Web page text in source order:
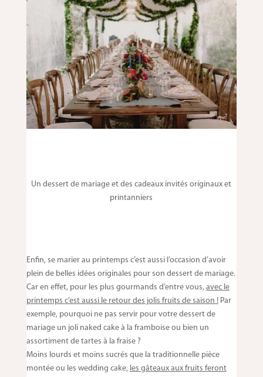
Un dessert de mariage et des cadeaux invités originaux et
printanniers
Enfin, se marier au printemps c’est aussi l’occasion d’avoir
plein de belles idées originales pour son dessert de mariage.
Car en effet, pour les plus gourmands d’entre vous, avec le
printemps c’est aussi le retour des jolis fruits de saison !Par
exemple, pourquoi ne pas servir pour votre dessert de
mariage un joli naked cake à la framboise ou bien un
assortiment de tartes à la fraise ?
Moins lourds et moins sucrés que la traditionnelle pièce
montée ou les wedding cake, les gâteaux aux fruits feront